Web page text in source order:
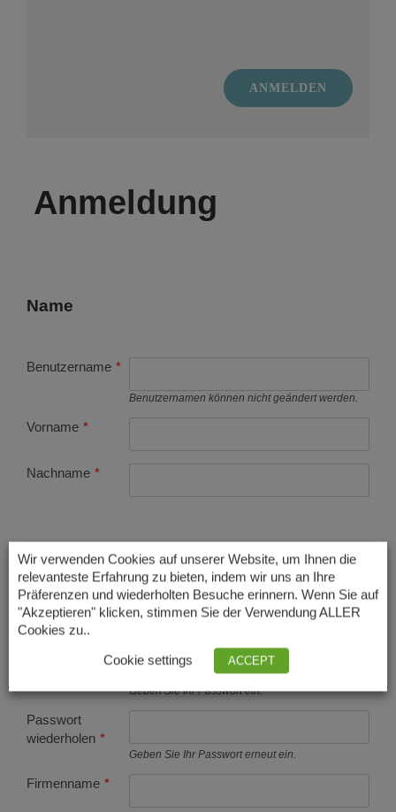
ANMELDEN
Anmeldung
Name
Benutzername *
Benutzernamen können nicht geändert werden.
Vorname *
Nachname *
Kontakt
E-mail *
Geben Sie Ihr Passwort ein.
Passwort
wiederholen *
Geben Sie Ihr Passwort erneut ein.
Firmenname *
Wir verwenden Cookies auf unserer Website, um Ihnen die
relevanteste Erfahrung zu bieten, indem wir uns an Ihre
Präferenzen und wiederholten Besuche erinnern. Wenn Sie auf
"Akzeptieren" klicken, stimmen Sie der Verwendung ALLER
Cookies zu..
Cookie settings ACCEPT